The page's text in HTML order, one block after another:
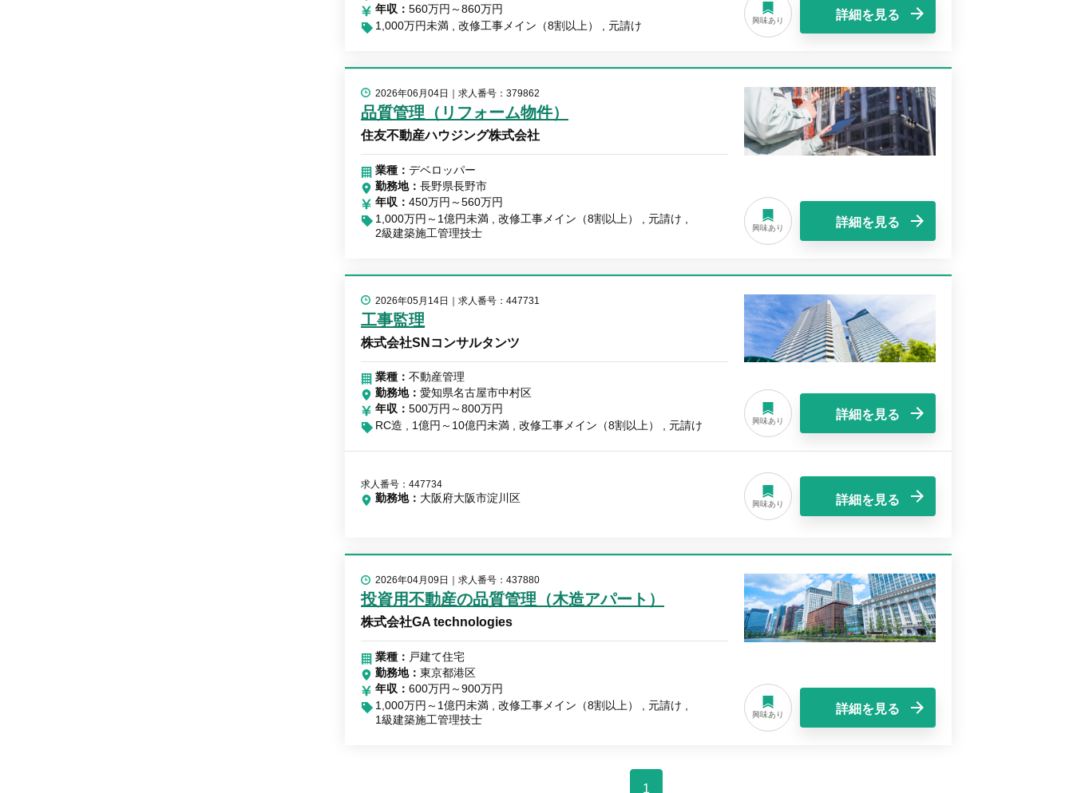
年収
560万円～860万円
1,000万円未満
改修工事メイン（8割以上） 元請け 興味あり 詳細を見る
2026年06月04日 求人番号：379862
品質管理（リフォーム物件）
住友不動産ハウジング株式会社
業種： デベロッパー
勤務地
長野県長野市
年収
450万円～560万円
1,000万円～1億円未満
改修工事メイン（8割以上）
元請け
2級建築施工管理技士
興味あり 詳細を見る
2026年05月14日 求人番号：447731
工事監理
株式会社SNコンサルタンツ
業種： 不動産管理
勤務地
愛知県名古屋市中村区
年収
500万円～800万円
RC造
1億円～10億円未満 改修工事メイン（8割以上） 元請け 興味あり 詳細を見る
求人番号：447734
勤務地 大阪府大阪市淀川区 興味あり 詳細を見る
2026年04月09日 求人番号：437880
投資用不動産の品質管理（木造アパート）
株式会社GA technologies
業種： 戸建て住宅
勤務地
東京都港区
年収
600万円～900万円
1,000万円～1億円未満
改修工事メイン（8割以上）
元請け
1級建築施工管理技士
興味あり 詳細を見る
1